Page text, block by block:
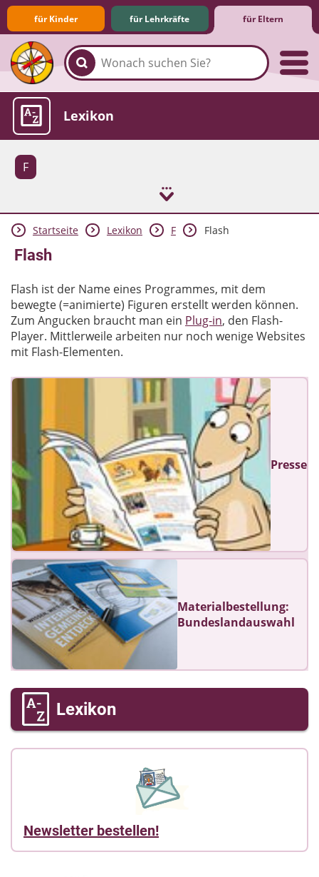
für Kinder für Lehrkräfte für Eltern
Familie & Medien
Spieletipps & Lernsoftware
Die Jüngsten im Netz
Lexikon
F
Aktuelles
Startseite Lexikon F Flash
Flash
Flash ist der Name eines Programmes, mit dem
bewegte (=animierte) Figuren erstellt werden können.
Zum Angucken braucht man ein Plug-in, den Flash-
Player. Mittlerweile arbeiten nur noch wenige Websites
mit Flash-Elementen.
Presse
Materialbestellung:
Bundeslandauswahl
Lexikon
Newsletter bestellen!